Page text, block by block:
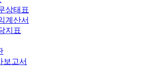
상태표
계산서
지표
보고서